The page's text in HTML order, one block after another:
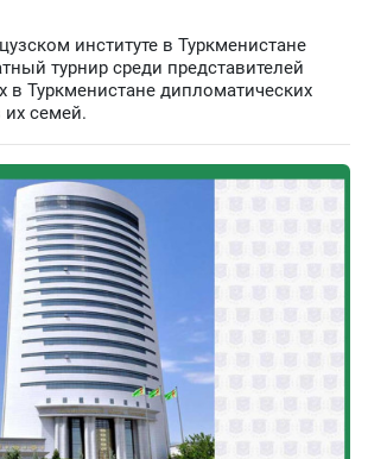
институте в Туркменистане
турнир среди представителей
в Туркменистане дипломатических
семей.